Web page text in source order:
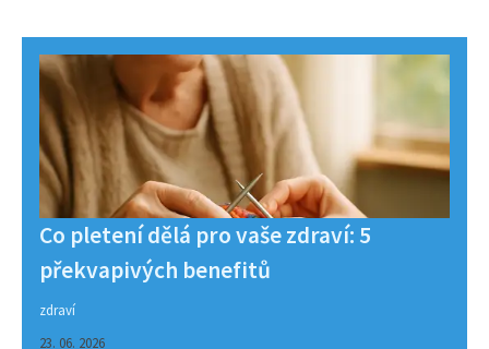
Co pletení dělá pro vaše zdraví: 5
překvapivých benefitů
zdraví
23. 06. 2026